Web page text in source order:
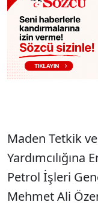
Maden Tetkik
Petrol İşleri
Mehmet Ali